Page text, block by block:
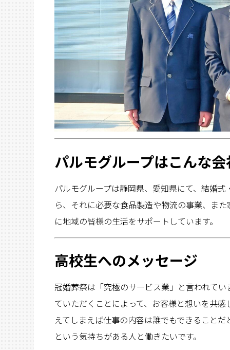
パルモグループはこんな会
パルモグループは静岡県、愛知県にて、結婚
ら、それに必要な食品製造や物流の事業、ま
に地域の皆様の生活をサポートしています。
高校生へのメッセージ
冠婚葬祭は「究極のサービス業」と言われて
ていただくことによって、お客様と想いを共
えてしまえば仕事の内容は誰でもできること
という気持ちがある人と働きたいです。